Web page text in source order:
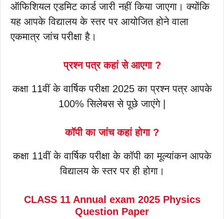
ऑफिशियल एडमिट कार्ड जारी नहीं किया जाएगा। क्योंकि
यह आपके विद्यालय के स्तर पर आयोजित होने वाला
एकमात्र जांच परीक्षा है।
प्रश्न पत्र कहां से आएगा ?
कक्षा 11वीं के वार्षिक परीक्षा 2025 का प्रश्न पत्र आपके
100% सिलेबस से पूछे जाएंगे |
कॉपी का जांच कहां होगा ?
कक्षा 11वीं के वार्षिक परीक्षा के कॉपी का मूल्यांकन आपके
विद्यालय के स्तर पर ही होगा।
CLASS 11 Annual exam 2025 Physics
Question Paper